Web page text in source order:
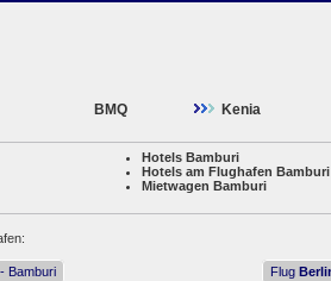
BMQ Kenia
Hotels Bamburi
Hotels am Flughafen Bamburi
Mietwagen Bamburi
- Bamburi Flug